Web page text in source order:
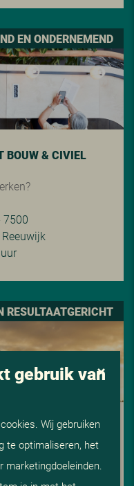
EN ONDERNEMEND
BOUW & CIVIEL
7500
RESULTAATGERICHT
BOUW &
gebruik van
Wij gebruiken
te optimaliseren, het
marketingdoeleinden.